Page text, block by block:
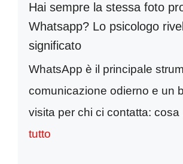
Hai sempre la stessa foto
Whatsapp? Lo psicologo
significato
WhatsApp è il principale
comunicazione odierno e un
visita per chi ci contatta: cosa
tutto